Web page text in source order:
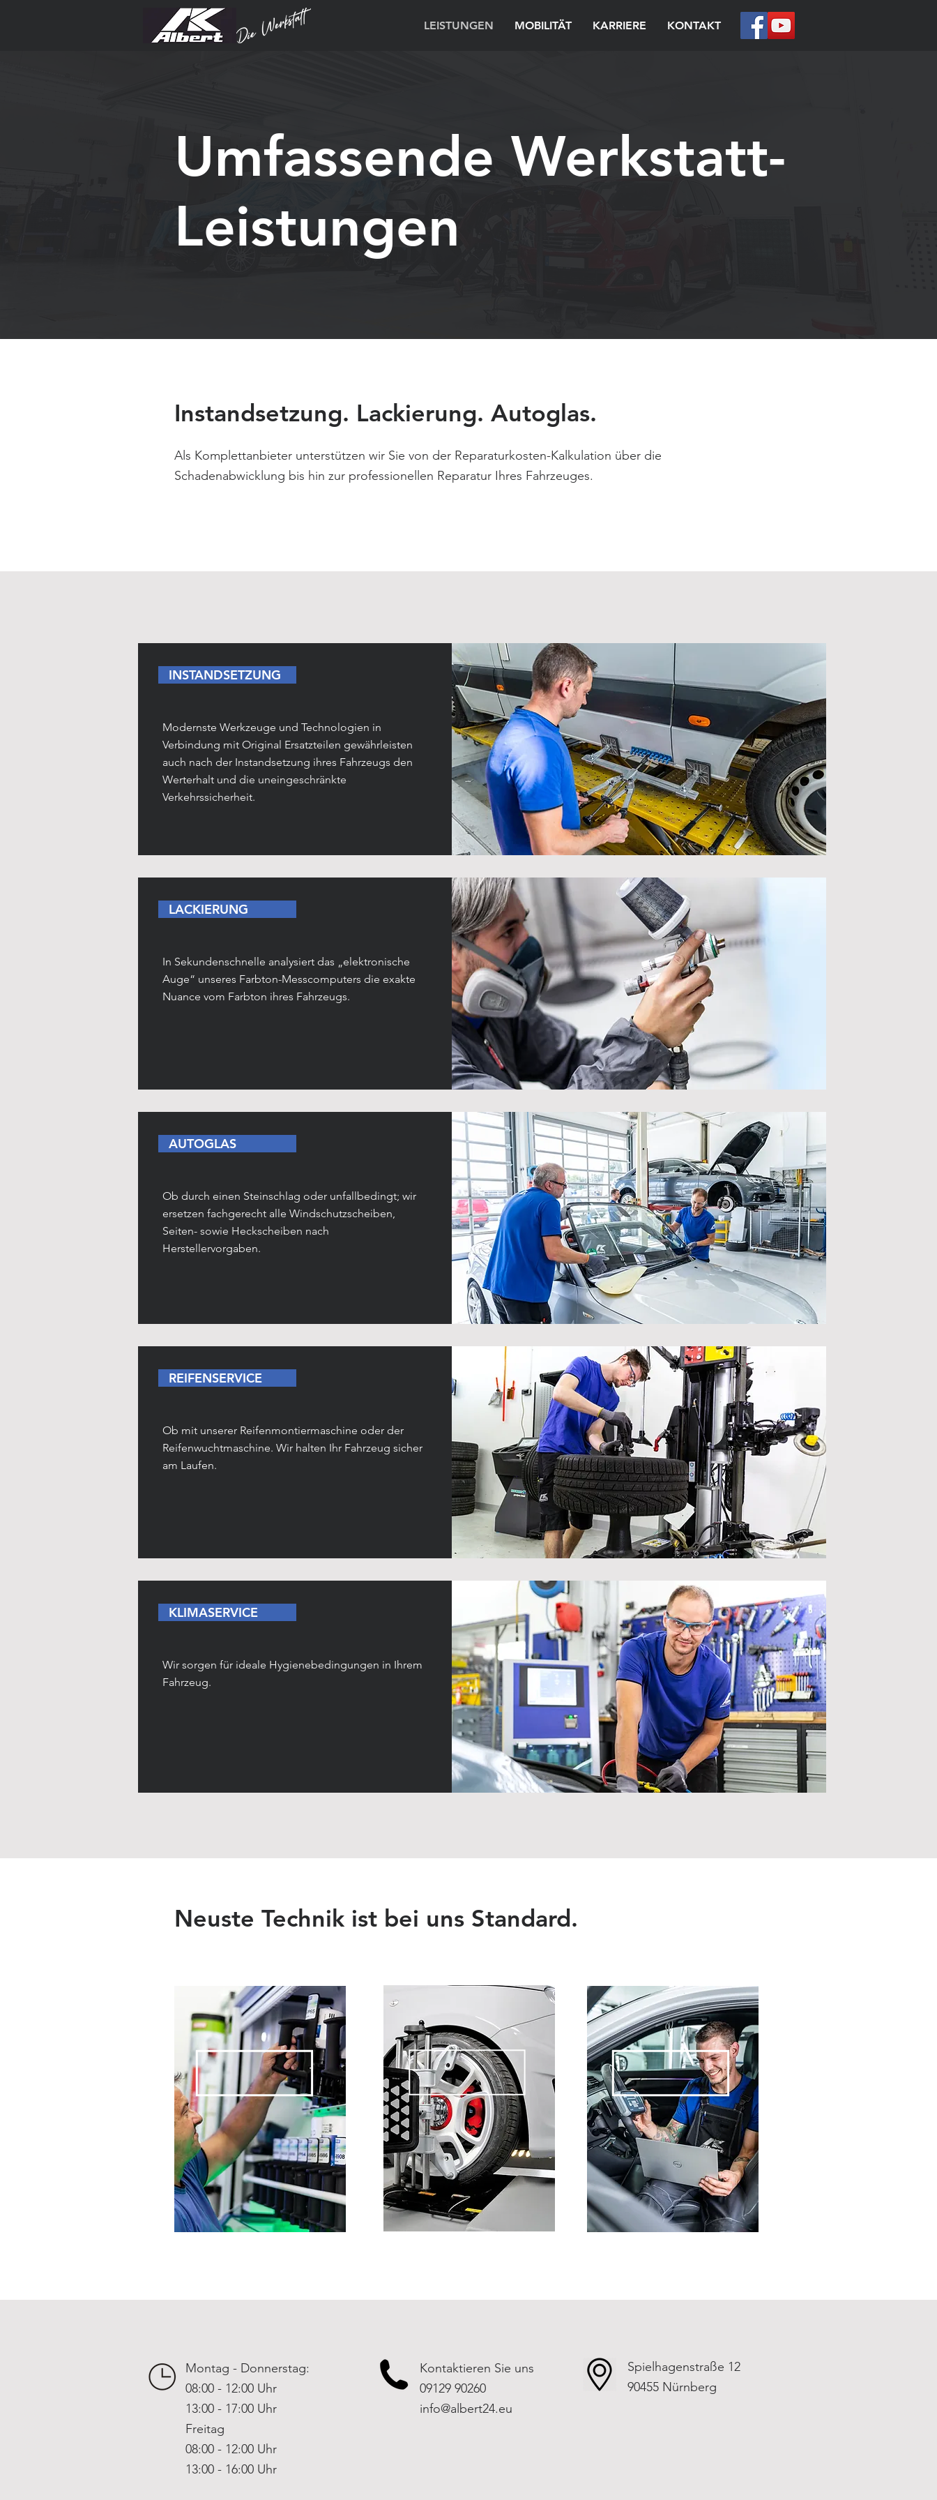
LEISTUNGEN MOBILITÄT KARRIERE KONTAKT
Umfassende Werkstatt-
Leistungen
Instandsetzung. Lackierung. Autoglas.
Als Komplettanbieter unterstützen wir Sie von der Reparaturkosten-Kalkulation über die
Schadenabwicklung bis hin zur professionellen Reparatur Ihres Fahrzeuges.
INSTANDSETZUNG
Modernste Werkzeuge und Technologien in
Verbindung mit Original Ersatzteilen gewährleisten
auch nach der Instandsetzung ihres Fahrzeugs den
Werterhalt und die uneingeschränkte
Verkehrssicherheit.
LACKIERUNG
In Sekundenschnelle analysiert das „elektronische
Auge“ unseres Farbton-Messcomputers die exakte
Nuance vom Farbton ihres Fahrzeugs.
AUTOGLAS
Ob durch einen Steinschlag oder unfallbedingt; wir
ersetzen fachgerecht alle Windschutzscheiben,
Seiten- sowie Heckscheiben nach
Herstellervorgaben.
REIFENSERVICE
Ob mit unserer Reifenmontiermaschine oder der
Reifenwuchtmaschine. Wir halten Ihr Fahrzeug sicher
am Laufen.
KLIMASERVICE
Wir sorgen für ideale Hygienebedingungen in Ihrem
Fahrzeug.
Neuste Technik ist bei uns Standard.
Montag - Donnerstag:
08:00 - 12:00 Uhr
13:00 - 17:00 Uhr
Freitag
08:00 - 12:00 Uhr
13:00 - 16:00 Uhr
Kontaktieren Sie uns
09129 90260
info@albert24.eu
Spielhagenstraße 12
90455 Nürnberg